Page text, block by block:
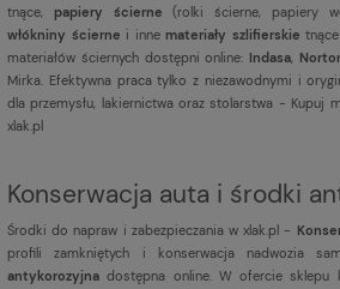
tnące, papiery ścierne (rolki ścierne, papiery
włókniny ścierne i inne materiały szlifierskie
materiałów ściernych dostępni online: Indasa,
Mirka. Efektywna praca tylko z niezawodnymi i
dla przemysłu, lakiernictwa oraz stolarstwa - Kupuj
xlak.pl
Konserwacja auta i środki
Środki do napraw i zabezpieczania w xlak.pl -
profili zamkniętych i konserwacja nadwozia
antykorozyjna dostępna online. W ofercie sklepu